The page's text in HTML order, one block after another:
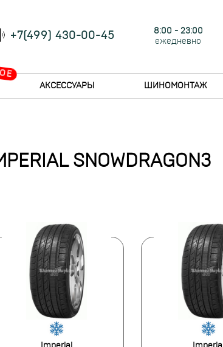
+7(499) 430-00-45
8:00 - 23:00
ежедневно
АКСЕССУАРЫ ШИНОМОНТАЖ
SNOWDRAGON3